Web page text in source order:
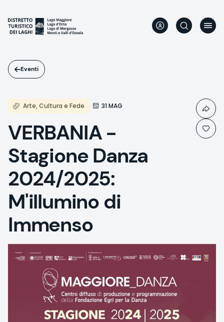
contenuto
principale
Eventi
Arte, Cultura e Fede 31 MAG
VERBANIA -
Stagione Danza
2024/2025:
M'illumino di
Immenso